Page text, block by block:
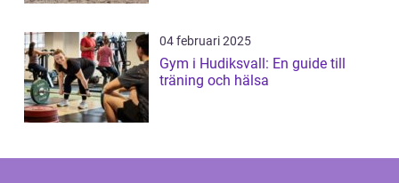
04 februari 2025
Gym i Hudiksvall: En guide till
träning och hälsa